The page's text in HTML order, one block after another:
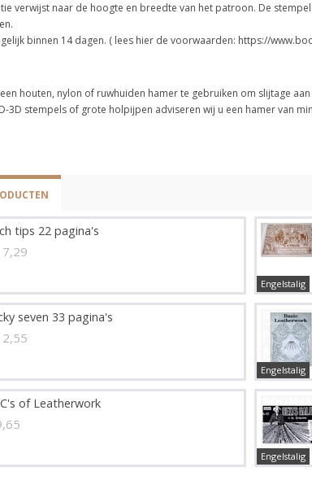
verwijst naar de hoogte en breedte van het patroon. De
binnen 14 dagen. ( lees hier de voorwaarden: https://
houten, nylon of ruwhuiden hamer te gebruiken om slijtage
3D stempels of grote holpijpen adviseren wij u een hamer van
tips 22 pagina's
Engelstalig
seven 33 pagina's
Engelstalig
of Leatherwork
Engelstalig